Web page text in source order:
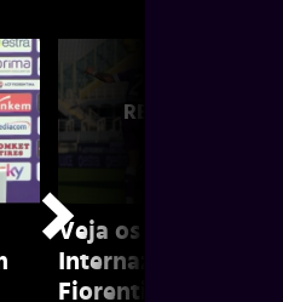
Veja os gols da
Internazionale
Fiorentina pela